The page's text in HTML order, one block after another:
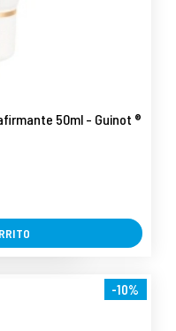
50ml - Guinot ®
-10%